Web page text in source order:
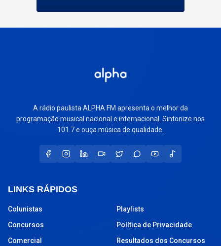
A rádio paulista ALPHA FM apresenta o melhor da
programação musical nacional e internacional. Sintonize nos
101.7 e ouça música de qualidade.
LINKS RÁPIDOS
Colunistas
Concursos
Comercial
Playlists
Política de Privacidade
Resultados dos Concursos